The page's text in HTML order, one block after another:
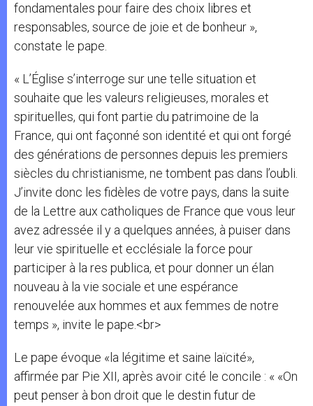
fondamentales pour faire des choix libres et
responsables, source de joie et de bonheur »,
constate le pape.
« L’Église s’interroge sur une telle situation et
souhaite que les valeurs religieuses, morales et
spirituelles, qui font partie du patrimoine de la
France, qui ont façonné son identité et qui ont forgé
des générations de personnes depuis les premiers
siècles du christianisme, ne tombent pas dans l’oubli.
J’invite donc les fidèles de votre pays, dans la suite
de la Lettre aux catholiques de France que vous leur
avez adressée il y a quelques années, à puiser dans
leur vie spirituelle et ecclésiale la force pour
participer à la res publica, et pour donner un élan
nouveau à la vie sociale et une espérance
renouvelée aux hommes et aux femmes de notre
temps », invite le pape.<br>
Le pape évoque «la légitime et saine laïcité»,
affirmée par Pie XII, après avoir cité le concile : « «On
peut penser à bon droit que le destin futur de